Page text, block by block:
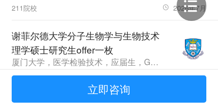
211院校 2026年7月
谢菲尔德大学分子生物学与生物技术
理学硕士研究生offer一枚
厦门大学，医学检验技术，应届生，GPA71.9
985院校 2026年7月
谢菲尔德大学制药工程理学硕士研究
立即咨询